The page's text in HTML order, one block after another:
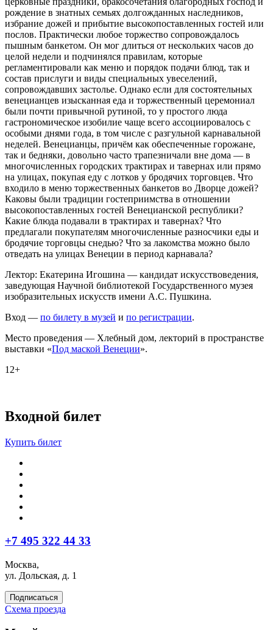
рождение в знатных семьях долгожданных наследников,
избрание дожей и прибытие высокопоставленных гостей или
послов. Практически любое торжество сопровождалось
пышным банкетом. Он мог длиться от нескольких часов до
целой недели и подчинялся правилам, которые
регламентировали как меню и порядок подачи блюд, так и
состав прислуги и виды специальных увеселений,
сопровождавших застолье. Однако если для состоятельных
венецианцев изысканная еда и торжественный церемониал
были почти привычной рутиной, то у простого люда
гастрономическое изобилие чаще всего ассоциировалось с
особыми днями года, в том числе с разгульной карнавальной
неделей. Венецианцы, причём как обеспеченные горожане,
так и бедняки, довольно часто трапезничали вне дома — в
многочисленных городских трактирах и тавернах или прямо
на улицах, покупая еду с лотков у бродячих торговцев. Что
входило в меню торжественных банкетов во Дворце дожей?
Каковы были традиции гостеприимства в отношении
высокопоставленных гостей Венецианской республики?
Какие блюда подавали в трактирах и тавернах? Что
предлагали покупателям многочисленные разносчики еды и
бродячие торговцы снедью? Что за лакомства можно было
отведать на улицах Венеции в период карнавала?
Лектор: Екатерина Игошина — кандидат искусствоведения,
заведующая Научной библиотекой Государственного музея
изобразительных искусств имени А.С. Пушкина.
Вход — по билету в музей и по регистрации.
Место проведения — Хлебный дом, лекторий в пространстве
выставки «Под маской Венеции».
12+
Входной билет
Купить билет
+7 495 322 44 33
Москва,
ул. Дольская, д. 1
Подписаться
Схема проезда